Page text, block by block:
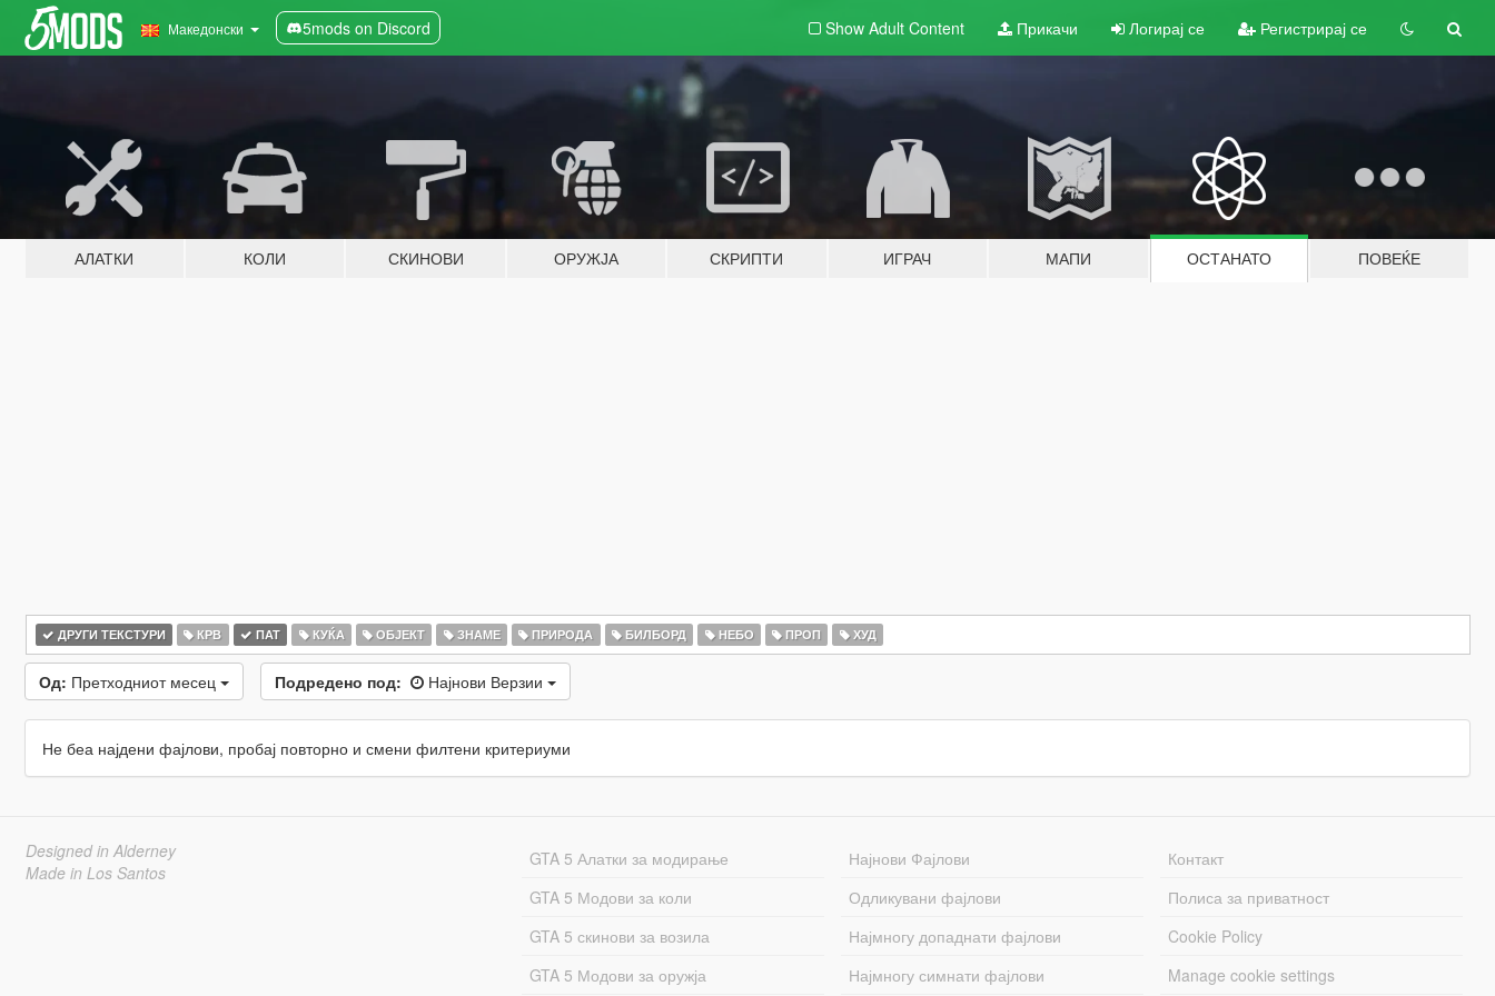
Македонски 5mods on Discord Show Adult Content Прикачи Логирај се Регистрирај се
АЛАТКИ КОЛИ СКИНОВИ ОРУЖЈА СКРИПТИ ИГРАЧ МАПИ ОСТАНАТО ПОВЕЌЕ
ДРУГИ ТЕКСТУРИ КРВ ПАТ КУЌА ОБЈЕКТ ЗНАМЕ ПРИРОДА БИЛБОРД НЕБО ПРОП ХУД
Од: Претходниот месец Подредено под: Најнови Верзии
Не беа најдени фајлови, пробај повторно и смени филтени критериуми
Designed in Alderney
Made in Los Santos
GTA 5 Алатки за модирање
GTA 5 Модови за коли
GTA 5 скинови за возила
GTA 5 Модови за оружја
Најнови Фајлови
Одликувани фајлови
Најмногу допаднати фајлови
Најмногу симнати фајлови
Контакт
Полиса за приватност
Cookie Policy
Manage cookie settings